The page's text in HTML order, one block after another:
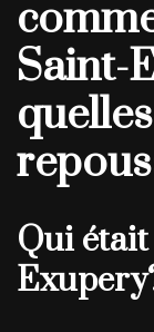
Saint-
Qui